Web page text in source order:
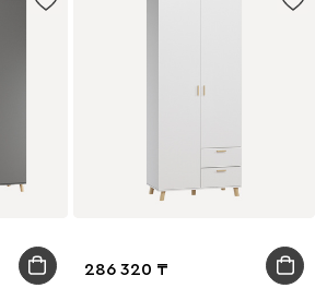
286 320